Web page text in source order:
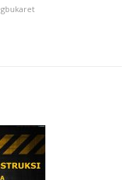
gbukaret